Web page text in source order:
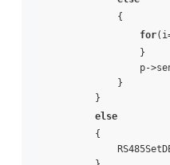
{
for
}
p-
}
}
else
{